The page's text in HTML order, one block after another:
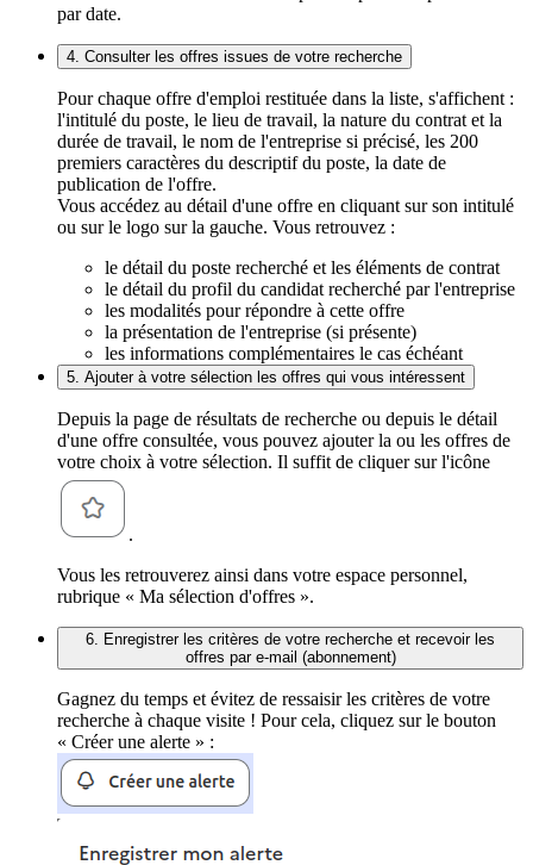
par date.
4. Consulter les offres issues de votre recherche
Pour chaque offre d'emploi restituée dans la liste, s'affichent :
l'intitulé du poste, le lieu de travail, la nature du contrat et la
durée de travail, le nom de l'entreprise si précisé, les 200
premiers caractères du descriptif du poste, la date de
publication de l'offre.
Vous accédez au détail d'une offre en cliquant sur son intitulé
ou sur le logo sur la gauche. Vous retrouvez :
le détail du poste recherché et les éléments de contrat
le détail du profil du candidat recherché par l'entreprise
les modalités pour répondre à cette offre
la présentation de l'entreprise (si présente)
les informations complémentaires le cas échéant
5. Ajouter à votre sélection les offres qui vous intéressent
Depuis la page de résultats de recherche ou depuis le détail
d'une offre consultée, vous pouvez ajouter la ou les offres de
votre choix à votre sélection. Il suffit de cliquer sur l'icône
.
Vous les retrouverez ainsi dans votre espace personnel,
rubrique « Ma sélection d'offres ».
6. Enregistrer les critères de votre recherche et recevoir les
offres par e-mail (abonnement)
Gagnez du temps et évitez de ressaisir les critères de votre
recherche à chaque visite ! Pour cela, cliquez sur le bouton
« Créer une alerte » :